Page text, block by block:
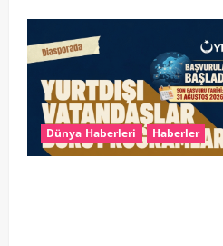
Dünya Haberleri Haberler